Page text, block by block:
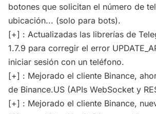
botones que solicitan el número de
ubicación... (solo para bots).
[+] : Actualizadas las librerías de
1.7.9 para corregir el error
iniciar sesión con un teléfono.
[+] : Mejorado el cliente Binance,
de Binance.US (APIs WebSocket y
[+] : Mejorado el cliente Binance,